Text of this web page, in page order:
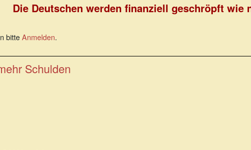
Die Deutschen werden finanziell geschröpft wie
bitteAnmelden.
Schulden